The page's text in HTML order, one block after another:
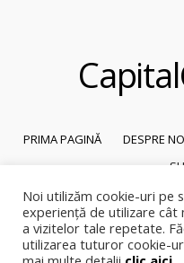
Capital
PRIMA PAGINĂ DESPRE
© 2026
Reproducerea integrală sau
pagină a site-ului este posibilă
Noi utilizăm cookie-uri pe
experiență de utilizare
a vizitelor tale repetate.
utilizarea tuturor cookie-